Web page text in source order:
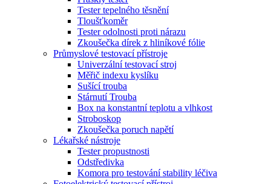
Tester tepelného těsnění
Tloušťkoměr
Tester odolnosti proti nárazu
Zkoušečka dírek z hliníkové fólie
Průmyslové testovací přístroje
Univerzální testovací stroj
Měřič indexu kyslíku
Sušící trouba
Stárnutí Trouba
Box na konstantní teplotu a vlhkost
Stroboskop
Zkoušečka poruch napětí
Lékařské nástroje
Tester propustnosti
Odstředivka
Komora pro testování stability léčiva